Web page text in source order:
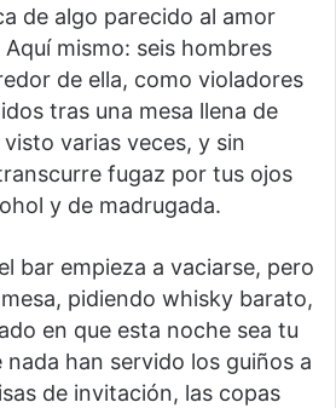
de algo parecido al amor
mismo: seis hombres
de ella, como violadores
tras una mesa llena de
varias veces, y sin
fugaz por tus ojos
y de madrugada.
bar empieza a vaciarse, pero
pidiendo whisky barato,
en que esta noche sea tu
nada han servido los guiños a
de invitación, las copas